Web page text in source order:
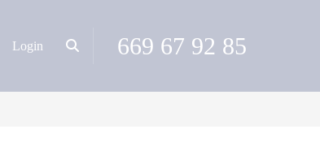
Login 669 67 92 85